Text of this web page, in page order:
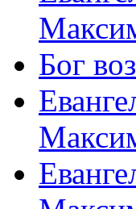
Бог